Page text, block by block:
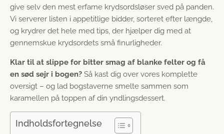
give selv den mest erfarne krydsordsløser sved på panden.
Vi serverer listen i appetitlige bidder, sorteret efter længde,
og krydrer det hele med tips, der hjælper dig med at
gennemskue krydsordets små finurligheder.
Klar til at slippe for bitter smag af blanke felter og få
en sød sejr i bogen? Så kast dig over vores komplette
oversigt – og lad bogstaverne smelte sammen som
karamellen på toppen af din yndlingsdessert.
Indholdsfortegnelse